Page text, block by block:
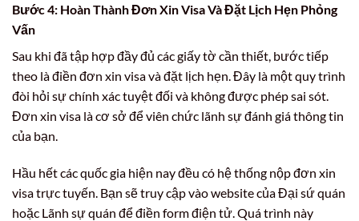
Bước 4: Hoàn Thành Đơn Xin Visa Và Đặt Lịch Hẹn Phỏng
Vấn
Sau khi đã tập hợp đầy đủ các giấy tờ cần thiết, bước tiếp
theo là điền đơn xin visa và đặt lịch hẹn. Đây là một quy trình
đòi hỏi sự chính xác tuyệt đối và không được phép sai sót.
Đơn xin visa là cơ sở để viên chức lãnh sự đánh giá thông tin
của bạn.
Hầu hết các quốc gia hiện nay đều có hệ thống nộp đơn xin
visa trực tuyến. Bạn sẽ truy cập vào website của Đại sứ quán
hoặc Lãnh sự quán để điền form điện tử. Quá trình này